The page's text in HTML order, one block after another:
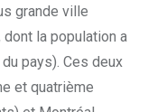
grande ville
dont la population a
pays). Ces deux
et quatrième